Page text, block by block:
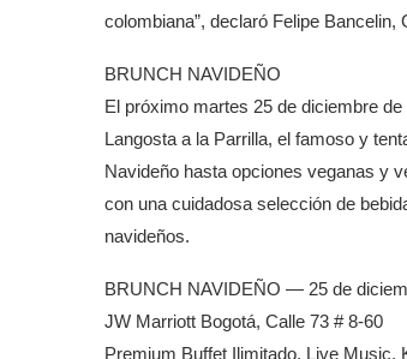
colombiana”, declaró Felipe
BRUNCH NAVIDEÑO
El próximo martes 25 de diciembre
Langosta a la Parrilla, el famoso y
Navideño hasta opciones veganas y
con una cuidadosa selección de
navideños.
BRUNCH NAVIDEÑO — 25 de
JW Marriott Bogotá, Calle 73 # 8-60
Premium Buffet Ilimitado, Live Music,